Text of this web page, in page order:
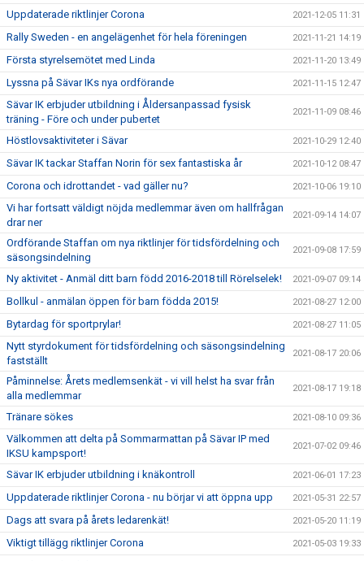
Uppdaterade riktlinjer Corona 2021-12-05 11:31
Rally Sweden - en angelägenhet för hela föreningen 2021-11-21 14:19
Första styrelsemötet med Linda 2021-11-20 13:49
Lyssna på Sävar IKs nya ordförande 2021-11-15 12:47
Sävar IK erbjuder utbildning i Åldersanpassad fysisk
träning - Före och under pubertet
2021-11-09 08:46
Höstlovsaktiviteter i Sävar 2021-10-29 12:40
Sävar IK tackar Staffan Norin för sex fantastiska år 2021-10-12 08:47
Corona och idrottandet - vad gäller nu? 2021-10-06 19:10
Vi har fortsatt väldigt nöjda medlemmar även om hallfrågan
drar ner
2021-09-14 14:07
Ordförande Staffan om nya riktlinjer för tidsfördelning och
säsongsindelning
2021-09-08 17:59
Ny aktivitet - Anmäl ditt barn född 2016-2018 till Rörelselek! 2021-09-07 09:14
Bollkul - anmälan öppen för barn födda 2015! 2021-08-27 12:00
Bytardag för sportprylar! 2021-08-27 11:05
Nytt styrdokument för tidsfördelning och säsongsindelning
fastställt
2021-08-17 20:06
Påminnelse: Årets medlemsenkät - vi vill helst ha svar från
alla medlemmar
2021-08-17 19:18
Tränare sökes 2021-08-10 09:36
Välkommen att delta på Sommarmattan på Sävar IP med
IKSU kampsport!
2021-07-02 09:46
Sävar IK erbjuder utbildning i knäkontroll 2021-06-01 17:23
Uppdaterade riktlinjer Corona - nu börjar vi att öppna upp 2021-05-31 22:57
Dags att svara på årets ledarenkät! 2021-05-20 11:19
Viktigt tillägg riktlinjer Corona 2021-05-03 19:33